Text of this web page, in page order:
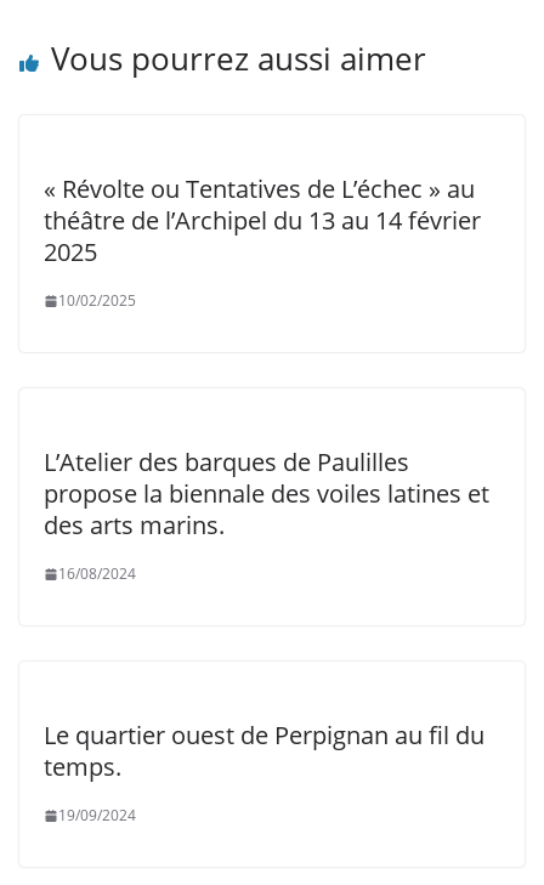
Vous pourrez aussi aimer
« Révolte ou Tentatives de L’échec » au
théâtre de l’Archipel du 13 au 14 février
2025
10/02/2025
L’Atelier des barques de Paulilles
propose la biennale des voiles latines et
des arts marins.
16/08/2024
Le quartier ouest de Perpignan au fil du
temps.
19/09/2024